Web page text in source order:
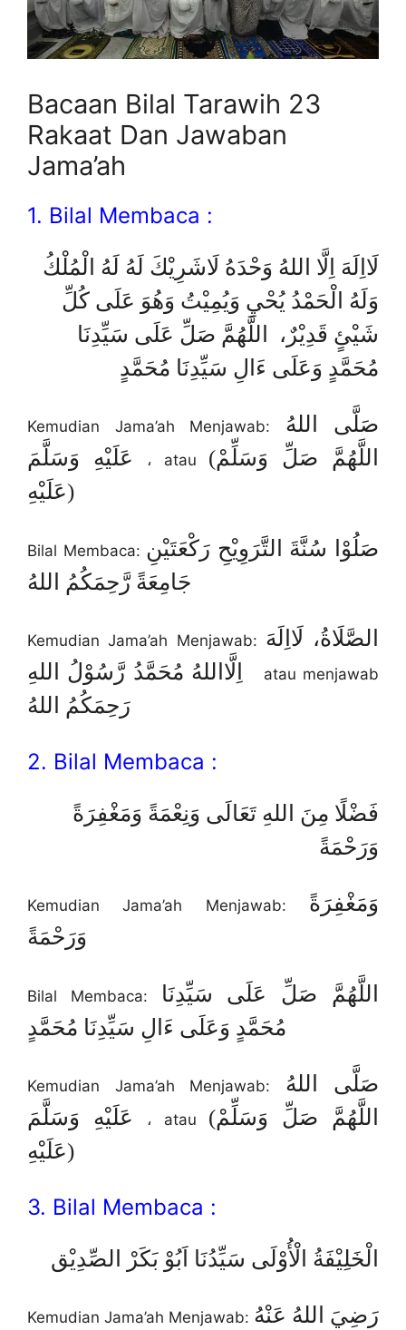
Bacaan Bilal Tarawih 23
Rakaat Dan Jawaban
Jama’ah
1. Bilal Membaca :
لَااِلَهَ اِلَّا اللهُ وَحْدَهُ لَاشَرِيْكَ لَهُ لَهُ الْمُلْكُ
وَلَهُ الْحَمْدُ يُحْيِ وَيُمِيْتُ وَهُوَ عَلَى كُلِّ
شَيْئٍ قَدِيْرٌ، اللَّهُمَّ صَلِّ عَلَى سَيِّدِنَا
مُحَمَّدٍ وَعَلَى ءَالِ سَيِّدِنَا مُحَمَّدٍ
Kemudian Jama’ah Menjawab: صَلَّى اللهُ
، atau (اللَّهُمَّ صَلِّ وَسَلِّمْ
عَلَيْهِ)
Bilal Membaca: صَلُوْا سُنَّةَ التَّرَوِيْحِ رَكْعَتَيْنِ
جَامِعَةً رَّحِمَكُمُ اللهُ
Kemudian Jama’ah Menjawab: الصَّلَاةُ، لَااِلَهَ
atau menjawab
رَحِمَكُمُ اللهُ
2. Bilal Membaca :
فَضْلًا مِنَ اللهِ تَعَالَى وَنِعْمَةً وَمَغْفِرَةً
وَرَحْمَةً
Kemudian Jama’ah Menjawab: وَمَغْفِرَةً
وَرَحْمَةً
Bilal Membaca:
اللَّهُمَّ صَلِّ عَلَى سَيِّدِنَا
مُحَمَّدٍ وَعَلَى ءَالِ سَيِّدِنَا مُحَمَّدٍ
Kemudian Jama’ah Menjawab: صَلَّى اللهُ
، atau (اللَّهُمَّ صَلِّ وَسَلِّمْ
عَلَيْهِ)
3. Bilal Membaca :
الْخَلِيْفَةُ الْأُوْلَى سَيِّدُنَا اَبُوْ بَكَرْ الصِّدِيْق
Kemudian Jama’ah Menjawab: رَضِيَ اللهُ عَنْهُ